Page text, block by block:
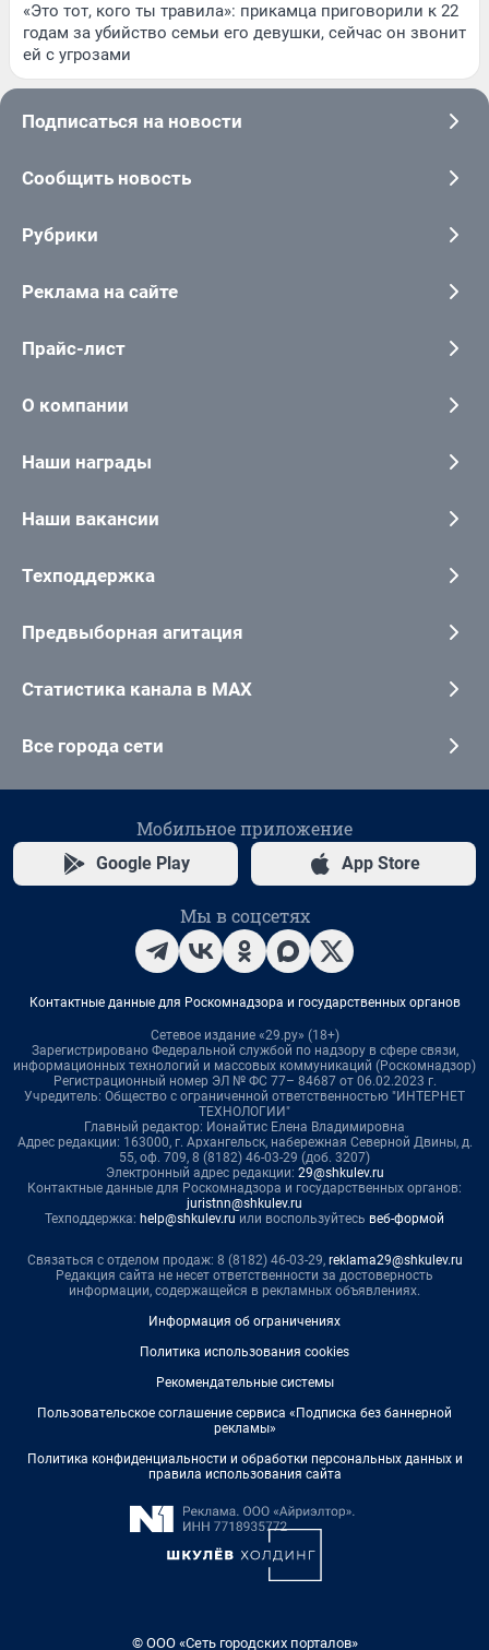
«Это тот, кого ты травила»: прикамца приговорили к 22
годам за убийство семьи его девушки, сейчас он звонит
ей с угрозами
Подписаться на новости
Сообщить новость
Рубрики
Реклама на сайте
Прайс-лист
О компании
Наши награды
Наши вакансии
Техподдержка
Предвыборная агитация
Статистика канала в MAX
Все города сети
Мобильное приложение
Google Play App Store
Мы в соцсетях
Контактные данные для Роскомнадзора и государственных органов
Сетевое издание «29.ру» (18+)
Зарегистрировано Федеральной службой по надзору в сфере связи,
информационных технологий и массовых коммуникаций (Роскомнадзор)
Регистрационный номер ЭЛ № ФС 77– 84687 от 06.02.2023 г.
Учредитель: Общество с ограниченной ответственностью "ИНТЕРНЕТ
ТЕХНОЛОГИИ"
Главный редактор: Ионайтис Елена Владимировна
Адрес редакции: 163000, г. Архангельск, набережная Северной Двины, д.
55, оф. 709, 8 (8182) 46-03-29 (доб. 3207)
Электронный адрес редакции: 29@shkulev.ru
Контактные данные для Роскомнадзора и государственных органов:
juristnn@shkulev.ru
Техподдержка: help@shkulev.ru или воспользуйтесь веб-формой
Связаться с отделом продаж: 8 (8182) 46-03-29, reklama29@shkulev.ru
Редакция сайта не несет ответственности за достоверность
информации, содержащейся в рекламных объявлениях.
Информация об ограничениях
Политика использования cookies
Рекомендательные системы
Пользовательское соглашение сервиса «Подписка без баннерной
рекламы»
Политика конфиденциальности и обработки персональных данных и
правила использования сайта
© ООО «Сеть городских порталов»